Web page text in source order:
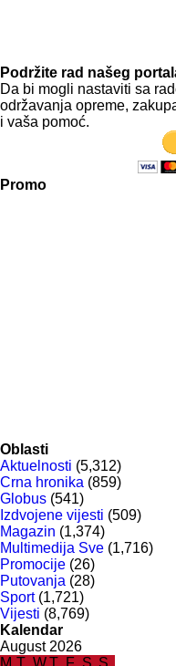
Podržite rad našeg
Da bi mogli nastaviti sa
održavanja opreme,
i vaša pomoć.
Promo
Oblasti
Aktuelnosti (5,312)
Crna hronika (859)
Globus (541)
Izdvojene vijesti (509)
Magazin (1,374)
Multimedija Sve (1,716)
Promocije (26)
Putovanja (28)
Sport(1,721)
Vijesti (8,769)
Kalendar
August 2026
M T WT F S S